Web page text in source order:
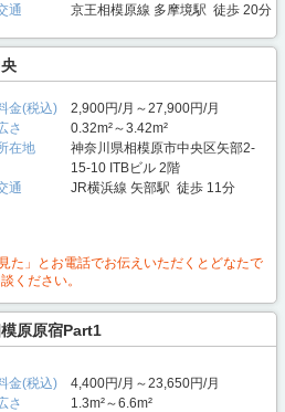
通
京王相模原線 多摩境駅 徒歩 20分
金(税込)
2,900円/月～27,900円/月
さ
0.32m²～3.42m²
在地
神奈川県相模原市中央区⽮部2-
15-10 ITBビル 2階
通
JR横浜線 矢部駅 徒歩 11分
た」とお電話でお伝えいただくとどなたで
ください。
原原宿Part1
金(税込)
4,400円/月～23,650円/月
さ
1.3m²～6.6m²